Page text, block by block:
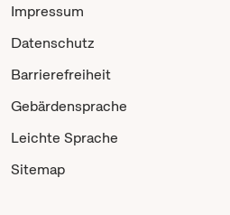
Impressum
Datenschutz
Barrierefreiheit
Gebärdensprache
Leichte Sprache
Sitemap